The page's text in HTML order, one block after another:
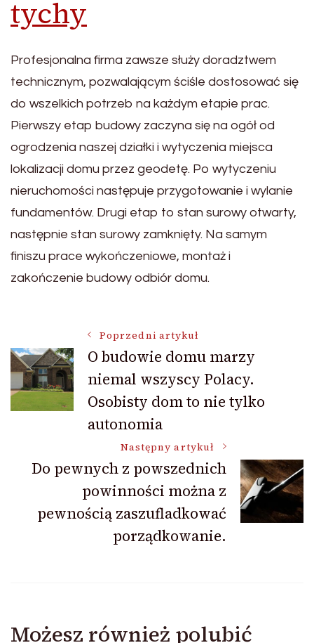
tychy
Profesjonalna firma zawsze służy doradztwem
technicznym, pozwalającym ściśle dostosować się
do wszelkich potrzeb na każdym etapie prac.
Pierwszy etap budowy zaczyna się na ogół od
ogrodzenia naszej działki i wytyczenia miejsca
lokalizacji domu przez geodetę. Po wytyczeniu
nieruchomości następuje przygotowanie i wylanie
fundamentów. Drugi etap to stan surowy otwarty,
następnie stan surowy zamknięty. Na samym
finiszu prace wykończeniowe, montaż i
zakończenie budowy odbiór domu.
Nawigacja
wpisu
Poprzedni artykuł
O budowie domu marzy
niemal wszyscy Polacy.
Osobisty dom to nie tylko
autonomia
Następny artykuł
Do pewnych z powszednich
powinności można z
pewnością zaszufladkować
porządkowanie.
Możesz również polubić